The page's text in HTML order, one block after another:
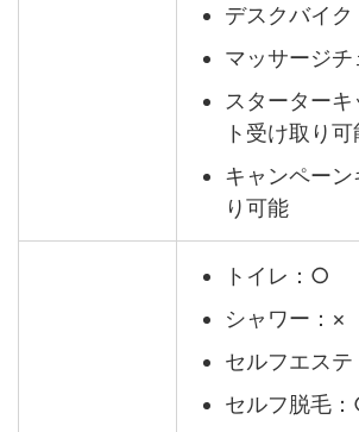
デスクバイク
マッサージチ
スターター
ト受け取り可
キャンペー
り可能
トイレ：○
シャワー：×
セルフエス
セルフ脱毛